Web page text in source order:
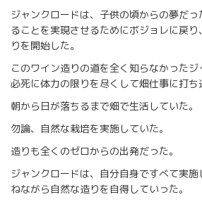
ジャンクロードは、子供の頃からの夢だっ
ることを実現させるためにボジョレに戻
りを開始した。
このワイン造りの道を全く知らなかった
必死に体力の限りを尽くして畑仕事に打ち
朝から日が落ちるまで畑で生活していた。
勿論、自然な栽培を実施していた。
造りも全くのゼロからの出発だった。
ジャンクロードは、自分自身ですべて実
ねながら自然な造りを自得していった。